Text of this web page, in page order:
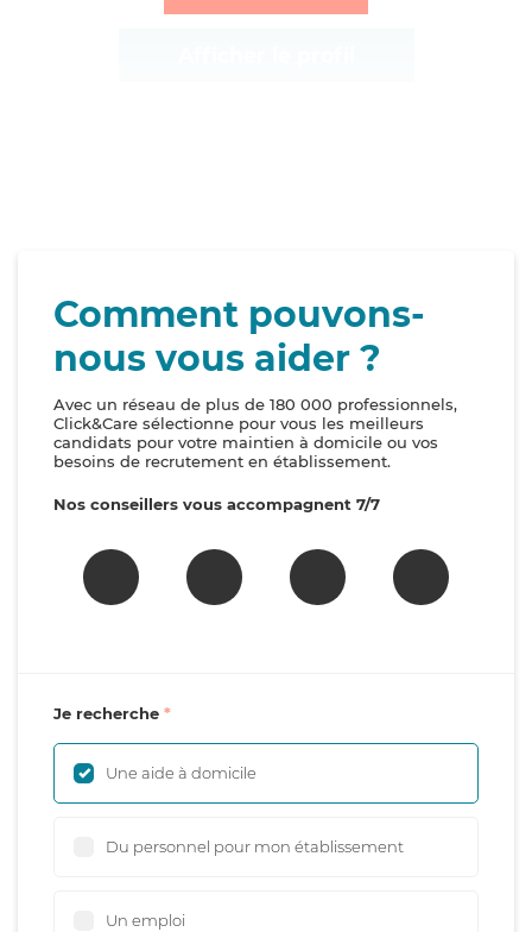
Comment pouvons-
nous vous aider ?
Avec un réseau de plus de 180 000 professionnels,
Click&Care sélectionne pour vous les meilleurs
candidats pour votre maintien à domicile ou vos
besoins de recrutement en établissement.
Nos conseillers vous accompagnent 7/7
Je recherche
Une aide à domicile
Du personnel pour mon établissement
Un emploi